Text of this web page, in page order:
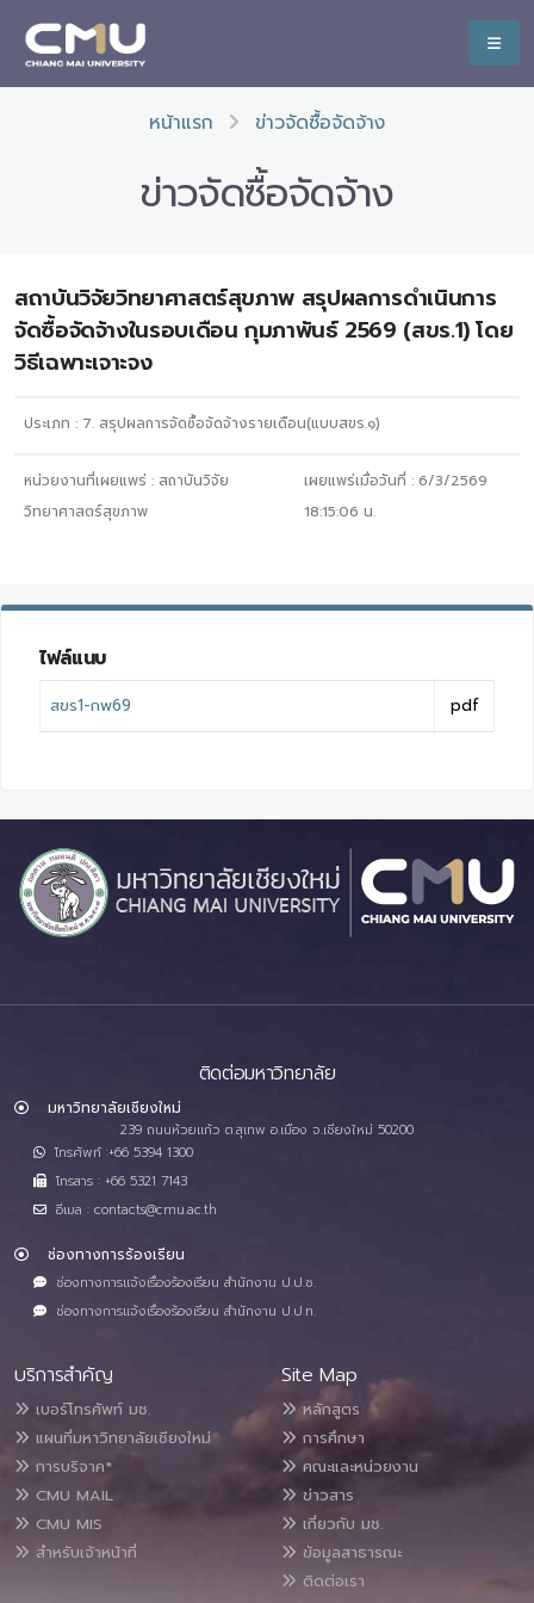
หน้าแรก ข่าวจัดซื้อจัดจ้าง
ข่าวจัดซื้อจัดจ้าง
สถาบันวิจัยวิทยาศาสตร์สุขภาพ สรุปผลการดำเนินการ
จัดซื้อจัดจ้างในรอบเดือน กุมภาพันธ์ 2569 (สขร.1) โดย
วิธีเฉพาะเจาะจง
ประเภท : 7. สรุปผลการจัดซื้อจัดจ้างรายเดือน(แบบสขร.๑)
หน่วยงานที่เผยแพร่ : สถาบันวิจัย
วิทยาศาสตร์สุขภาพ
เผยแพร่เมื่อวันที่ : 6/3/2569
18:15:06 น.
ไฟล์แนบ
สขร1-กพ69 pdf
ติดต่อมหาวิทยาลัย
มหาวิทยาลัยเชียงใหม่
239 ถนนห้วยแก้ว ต.สุเทพ อ.เมือง จ.เชียงใหม่ 50200
โทรศัพท์ :+66 5394 1300
โทรสาร : +66 5321 7143
อีเมล : contacts@cmu.ac.th
ช่องทางการร้องเรียน
ช่องทางการแจ้งเรื่องร้องเรียน สำนักงาน ป.ป.ช.
ช่องทางการแจ้งเรื่องร้องเรียน สำนักงาน ป.ป.ท.
บริการสำคัญ
เบอร์โทรศัพท์ มช.
แผนที่มหาวิทยาลัยเชียงใหม่
การบริจาค*
CMU MAIL
CMU MIS
สำหรับเจ้าหน้าที่
Site Map
หลักสูตร
การศึกษา
คณะและหน่วยงาน
ข่าวสาร
เกี่ยวกับ มช.
ข้อมูลสาธารณะ
ติดต่อเรา